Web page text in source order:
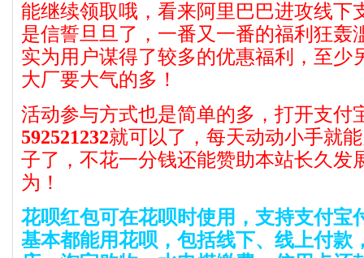
能继续领取哦，看来阿里巴巴进攻线下
是信誓旦旦了，一番又一番的福利狂轰
实为用户谋得了较多的优惠福利，至少
大厂要大气的多！
活动参与方式也是简单的多，打开支付
592521232就可以了，每天动动小手就
子了，不花一分钱还能赞助本站长久发
为！
花呗红包可在花呗时使用，支持支付宝
基本都能用花呗，包括线下、线上付款